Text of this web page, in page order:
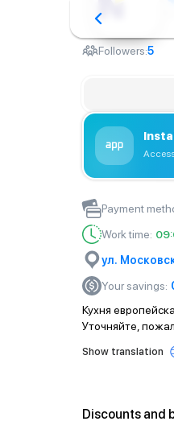
Followers:5
Payment
Work time:
ул.
Your savings:
Кухня
Уточняйте,
Show translation
Discounts and